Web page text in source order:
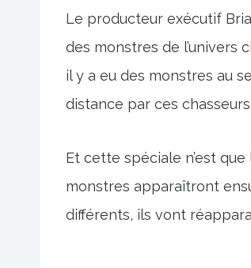
Le producteur exécutif
des monstres de l’univers
il y a eu des monstres au
distance par ces chasseurs.
Et cette spéciale n’est
monstres apparaîtront
différents, ils vont